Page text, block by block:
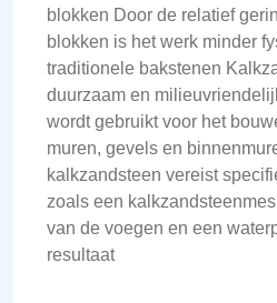
blokken Door de relatief
blokken is het werk minder
traditionele bakstenen
duurzaam en
wordt gebruikt voor het
muren, gevels en
kalkzandsteen vereist
zoals een
van de voegen en een
resultaat